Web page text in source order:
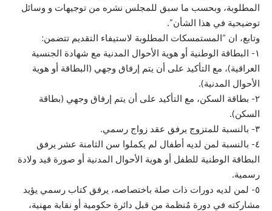
المطلوبة، وبحسب ما سبق للمجلس نشره من توجيهات و وسائل
توضيحية في هذا الشأن”.
وتابع، ان “المستمسكات المطلوبة لاستيفاء التقديم تتضمن:
١- البطاقة الوطنية أو هوية الأحوال المدنية مع شهادة الجنسية
العراقية)، مع التأكيد على أن يتم إرفاق وجهي (البطاقة أو هوية
الأحوال المدنية).
٢- بطاقة السكن، مع التأكيد على أن يتم إرفاق وجهي (بطاقة
السكن).
٣- بالنسبة للمتزوج يرفق عقد زواج رسمي.
٤- بالنسبة لمن لديه أطفال لم يكملوا سن الثامنة عشر يرفق
البطاقة الوطنية للطفل أو هوية الأحوال المدنية أو صورة قيد ولادة
رسمية.
٥- لمن لديه دورات ذات صلة باختصاصه، يرفق كتاب رسمي يؤيد
مشاركته في دورة مُنظمة من قبل دائرة حكومية أو نقابة مهنية،